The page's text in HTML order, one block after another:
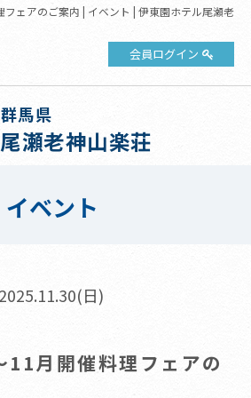
ェアのご案内 | イベント | 伊東園ホテル尾瀬老
会員ログイン
馬県
瀬老神山楽荘
イベント
2025.11.30(日)
月開催料理フェアの